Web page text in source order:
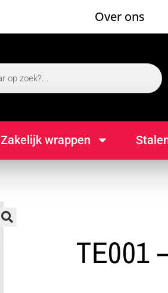
Over ons
Zakelijk wrappen
TE001